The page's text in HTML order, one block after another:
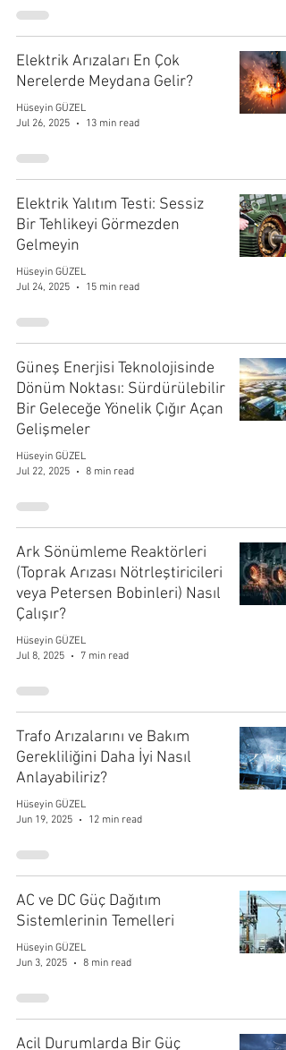
Elektrik Arızaları En Çok
Nerelerde Meydana Gelir?
Hüseyin GÜZEL
Jul 26, 2025
13 min read
Elektrik Yalıtım Testi: Sessiz
Bir Tehlikeyi Görmezden
Gelmeyin
Hüseyin GÜZEL
Jul 24, 2025
15 min read
Güneş Enerjisi Teknolojisinde
Dönüm Noktası: Sürdürülebilir
Bir Geleceğe Yönelik Çığır Açan
Gelişmeler
Hüseyin GÜZEL
Jul 22, 2025
8 min read
Ark Sönümleme Reaktörleri
(Toprak Arızası Nötrleştiricileri
veya Petersen Bobinleri) Nasıl
Çalışır?
Hüseyin GÜZEL
Jul 8, 2025
7 min read
Trafo Arızalarını ve Bakım
Gerekliliğini Daha İyi Nasıl
Anlayabiliriz?
Hüseyin GÜZEL
Jun 19, 2025
12 min read
AC ve DC Güç Dağıtım
Sistemlerinin Temelleri
Hüseyin GÜZEL
Jun 3, 2025
8 min read
Acil Durumlarda Bir Güç